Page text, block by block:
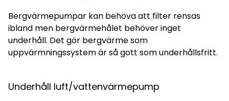
Bergvärmepumpar kan behöva att filter rensas
ibland men bergvärmehålet behöver inget
underhåll. Det gör bergvärme som
uppvärmningssystem är så gott som underhållsfritt.
Underhåll luft/vattenvärmepump